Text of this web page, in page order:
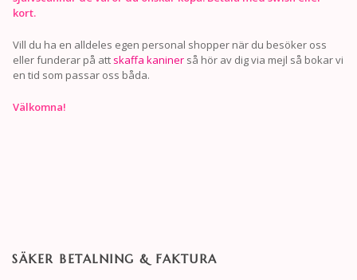
kort.
Vill du ha en alldeles egen personal shopper när du besöker oss
eller funderar på att skaffa kaniner så hör av dig via mejl så bokar vi
en tid som passar oss båda.
Välkomna!
SÄKER BETALNING & FAKTURA